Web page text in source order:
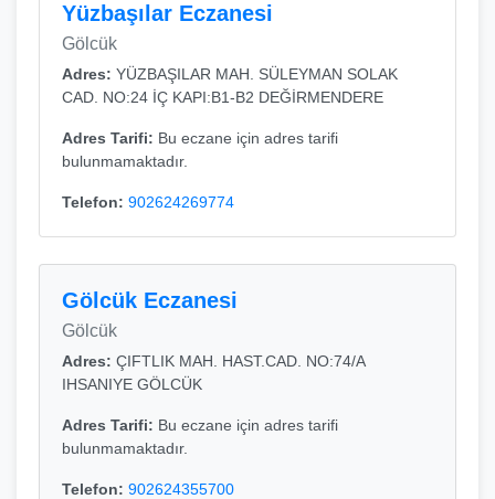
Yüzbaşılar Eczanesi
Gölcük
Adres: YÜZBAŞILAR MAH. SÜLEYMAN SOLAK
CAD. NO:24 İÇ KAPI:B1-B2 DEĞİRMENDERE
Adres Tarifi: Bu eczane için adres tarifi
bulunmamaktadır.
Telefon: 902624269774
Gölcük Eczanesi
Gölcük
Adres: ÇIFTLIK MAH. HAST.CAD. NO:74/A
IHSANIYE GÖLCÜK
Adres Tarifi: Bu eczane için adres tarifi
bulunmamaktadır.
Telefon: 902624355700